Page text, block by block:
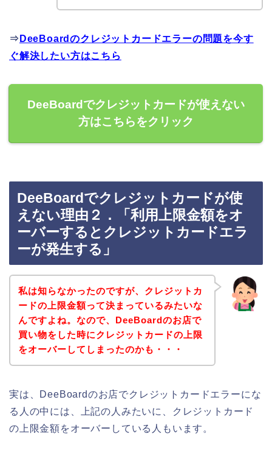
⇒ DeeBoardのクレジットカードエラーの問題を今す
ぐ解決したい方はこちら
DeeBoardでクレジットカードが使えない
方はこちらをクリック
DeeBoardでクレジットカードが使
えない理由２．「利用上限金額をオ
ーバーするとクレジットカードエラ
ーが発生する」
私は知らなかったのですが、クレジットカ
ードの上限金額って決まっているみたいな
んですよね。なので、DeeBoardのお店で
買い物をした時にクレジットカードの上限
をオーバーしてしまったのかも・・・
実は、DeeBoardのお店でクレジットカードエラーにな
る人の中には、上記の人みたいに、クレジットカード
の上限金額をオーバーしている人もいます。